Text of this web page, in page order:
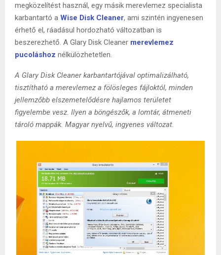
megközelítést használ, egy másik merevlemez specialista
karbantartó a Wise Disk Cleaner, ami szintén ingyenesen
érhető el, ráadásul hordozható változatban is
beszerezhető. A Glary Disk Cleaner merevlemez
pucoláshoz nélkülözhetetlen.
A Glary Disk Cleaner karbantartójával optimalizálható,
tisztítható a merevlemez a fölösleges fájloktól, minden
jellemzőbb elszemetelődésre hajlamos területet
figyelembe vesz. Ilyen a böngészők, a lomtár, átmeneti
tároló mappák. Magyar nyelvű, ingyenes változat.